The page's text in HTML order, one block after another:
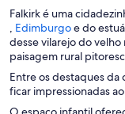
Falkirk é uma
b
r
e
m
EdimburgoA
b
r
e
m
e do
desse vilarejo do
paisagem rural
Entre os destaques da
ficar impressionadas